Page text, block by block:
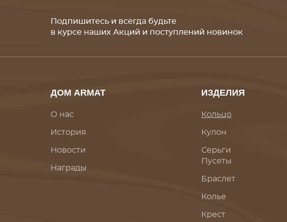
Подпишитесь и всегда будьте
в курсе наших Акций и поступлений новинок
ДОМ ARMAT
О нас
История
Новости
Награды
ИЗДЕЛИЯ
Кольцо
Кулон
Серьги
Пусеты
Браслет
Колье
Крест